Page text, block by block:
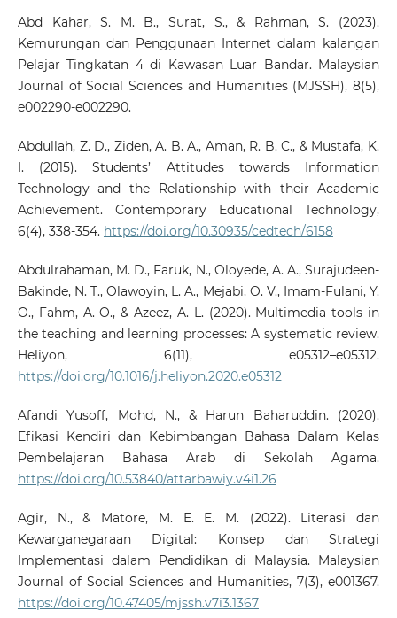
Abd Kahar, S. M. B., Surat, S., & Rahman, S. (2023).
Kemurungan dan Penggunaan Internet dalam kalangan
Pelajar Tingkatan 4 di Kawasan Luar Bandar. Malaysian
Journal of Social Sciences and Humanities (MJSSH), 8(5),
e002290-e002290.
Abdullah, Z. D., Ziden, A. B. A., Aman, R. B. C., & Mustafa, K.
I. (2015). Students’ Attitudes towards Information
Technology and the Relationship with their Academic
Achievement. Contemporary Educational Technology,
6(4), 338-354. https://doi.org/10.30935/cedtech/6158
Abdulrahaman, M. D., Faruk, N., Oloyede, A. A., Surajudeen-
Bakinde, N. T., Olawoyin, L. A., Mejabi, O. V., Imam-Fulani, Y.
O., Fahm, A. O., & Azeez, A. L. (2020). Multimedia tools in
the teaching and learning processes: A systematic review.
Heliyon, 6(11), e05312–e05312.
https://doi.org/10.1016/j.heliyon.2020.e05312
Afandi Yusoff, Mohd, N., & Harun Baharuddin. (2020).
Efikasi Kendiri dan Kebimbangan Bahasa Dalam Kelas
Pembelajaran Bahasa Arab di Sekolah Agama.
https://doi.org/10.53840/attarbawiy.v4i1.26
Agir, N., & Matore, M. E. E. M. (2022). Literasi dan
Kewarganegaraan Digital: Konsep dan Strategi
Implementasi dalam Pendidikan di Malaysia. Malaysian
Journal of Social Sciences and Humanities, 7(3), e001367.
https://doi.org/10.47405/mjssh.v7i3.1367